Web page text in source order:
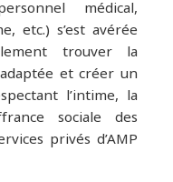
médical,
etc.) s’est avérée
trouver la
et créer un
l’intime, la
sociale des
privés d’AMP